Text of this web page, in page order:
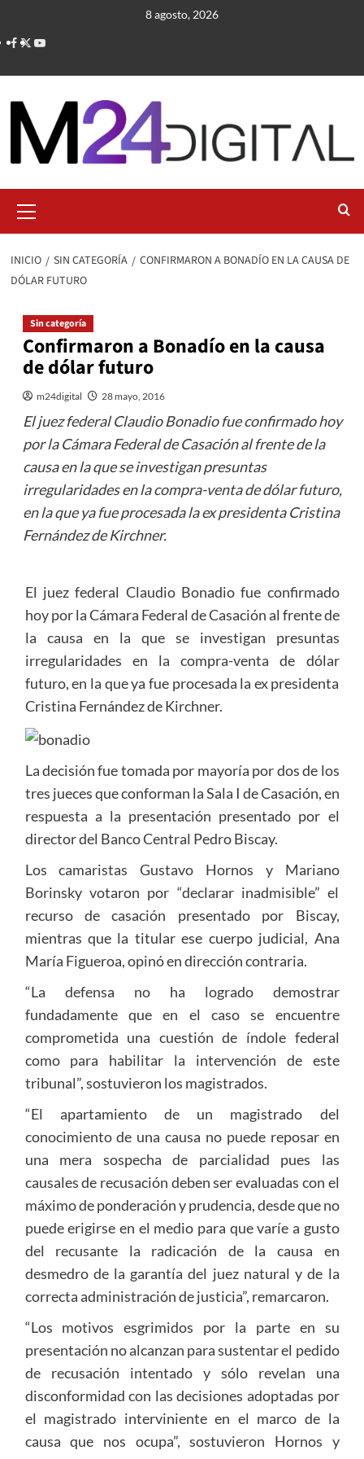
contenido
8 agosto, 2026
primario
INICIO SIN CATEGORÍA
CONFIRMARON A BONADÍO EN LA CAUSA DE
DÓLAR FUTURO
Sin categoría
Confirmaron a Bonadío en la causa
de dólar futuro
m24digital 28 mayo, 2016
El juez federal Claudio Bonadio fue confirmado hoy
por la Cámara Federal de Casación al frente de la
causa en la que se investigan presuntas
irregularidades en la compra-venta de dólar futuro,
en la que ya fue procesada la ex presidenta Cristina
Fernández de Kirchner.
El juez federal Claudio Bonadio fue confirmado
hoy por la Cámara Federal de Casación al frente de
la causa en la que se investigan presuntas
irregularidades en la compra-venta de dólar
futuro, en la que ya fue procesada la ex presidenta
Cristina Fernández de Kirchner.
La decisión fue tomada por mayoría por dos de los
tres jueces que conforman la Sala I de Casación, en
respuesta a la presentación presentado por el
director del Banco Central Pedro Biscay.
Los camaristas Gustavo Hornos y Mariano
Borinsky votaron por “declarar inadmisible” el
recurso de casación presentado por Biscay,
mientras que la titular ese cuerpo judicial, Ana
María Figueroa, opinó en dirección contraria.
“La defensa no ha logrado demostrar
fundadamente que en el caso se encuentre
comprometida una cuestión de índole federal
como para habilitar la intervención de este
tribunal”, sostuvieron los magistrados.
“El apartamiento de un magistrado del
conocimiento de una causa no puede reposar en
una mera sospecha de parcialidad pues las
causales de recusación deben ser evaluadas con el
máximo de ponderación y prudencia, desde que no
puede erigirse en el medio para que varíe a gusto
del recusante la radicación de la causa en
desmedro de la garantía del juez natural y de la
correcta administración de justicia”, remarcaron.
“Los motivos esgrimidos por la parte en su
presentación no alcanzan para sustentar el pedido
de recusación intentado y sólo revelan una
disconformidad con las decisiones adoptadas por
el magistrado interviniente en el marco de la
causa que nos ocupa”, sostuvieron Hornos y